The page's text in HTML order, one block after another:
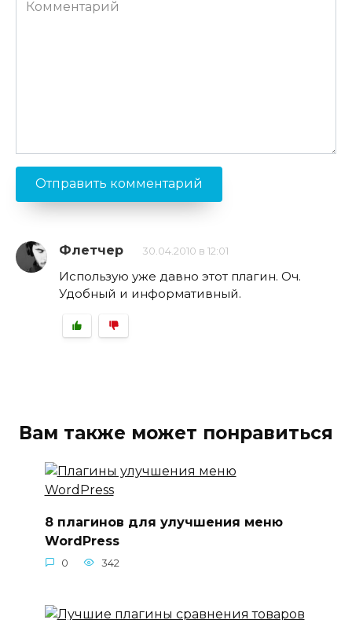
Флетчер 30.04.2010 в 12:01
Использую уже давно этот плагин. Оч.
Удобный и информативный.
Вам также может понравиться
8 плагинов для улучшения меню
WordPress
0 342